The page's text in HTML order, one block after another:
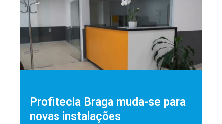
Profitecla Braga muda-se para
novas instalações